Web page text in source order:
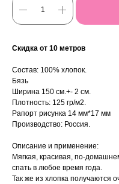
Скидка от 10 метров
Состав: 100% хлопок.
Бязь
Ширина 150 см.+- 2 см.
Плотность: 125 гр/м2.
Рапорт рисунка 14 мм*17 мм
Производство: Россия.
Описание и применение:
Мягкая, красивая, по-
спать в любое время года.
Так же из хлопка получаются